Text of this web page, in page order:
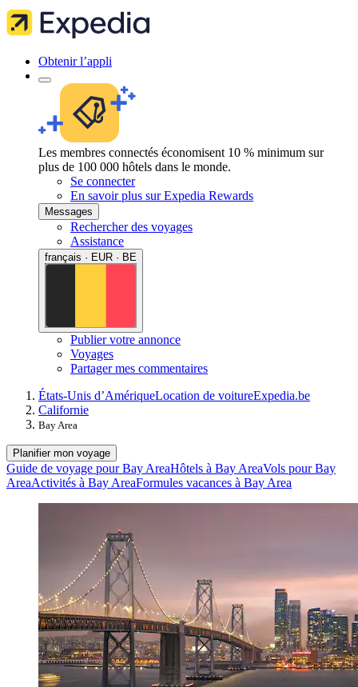
Obtenir l’appli
Les membres connectés économisent 10 % minimum sur
plus de 100 000 hôtels dans le monde.
Se connecter
En savoir plus sur Expedia Rewards
Messages
Rechercher des voyages
Assistance
français · EUR · BE
Publier votre annonce
Voyages
Partager mes commentaires
États-Unis d’AmériqueLocation de voitureExpedia.be
Californie
Bay Area
Planifier mon voyage
Guide de voyage pour Bay AreaHôtels à Bay AreaVols pour Bay
AreaActivités à Bay AreaFormules vacances à Bay Area